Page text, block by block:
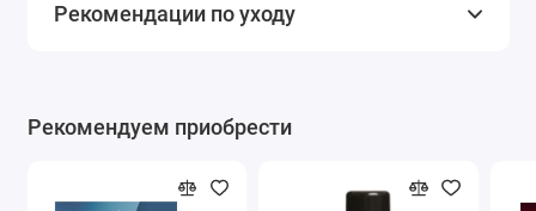
Рекомендации по уходу
Рекомендуем приобрести